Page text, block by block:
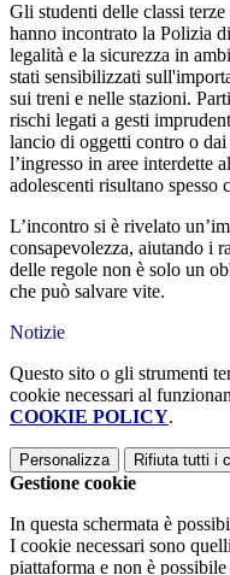
Gli studenti delle classi
hanno incontrato la Polizia
legalità e la sicurezza in
stati sensibilizzati
sui treni e nelle stazioni.
rischi legati a gesti
lancio di oggetti contro o
l’ingresso in aree interdette
adolescenti risultano spesso
L’incontro si è rivelato
consapevolezza, aiutando i
delle regole non è solo un
che può salvare vite.
Notizie
Questo sito o gli strumenti
cookie necessari al
COOKIE POLICY.
Personalizza Rifiuta tutti i
Gestione cookie
In questa schermata è
I cookie necessari sono
piattaforma e non è